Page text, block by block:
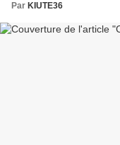
Par KIUTE36